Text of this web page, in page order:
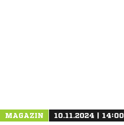
MAGAZIN 10.11.2024 | 14:00